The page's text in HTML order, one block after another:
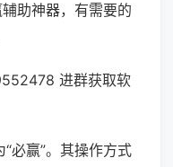
助神器，有需要的
进群获取软
必赢”。其操作方式